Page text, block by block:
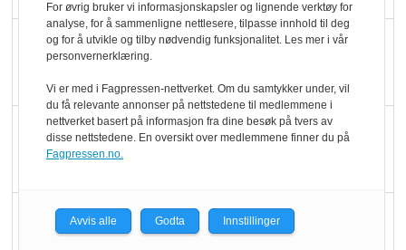
Færre varer, men fulle
KI lager mat i butikken
Q passerte 1 milliard i
For øvrig bruker vi informasjonskapsler og lignende verktøy for
analyse, for å sammenligne nettlesere, tilpasse innhold til deg
og for å utvikle og tilby nødvendig funksjonalitet. Les mer i vår
personvernerklæring.
Vi er med i Fagpressen-nettverket. Om du samtykker under, vil
du få relevante annonser på nettstedene til medlemmene i
nettverket basert på informasjon fra dine besøk på tvers av
disse nettstedene. En oversikt over medlemmene finner du på
Fagpressen.no.
Avvis alle Godta Innstillinger